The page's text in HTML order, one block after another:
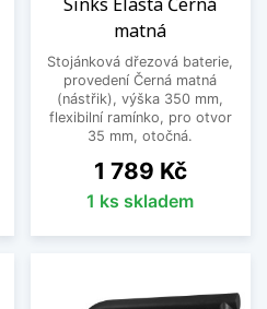
matná
Stojánková dřezová baterie,
provedení Černá matná
(nástřik), výška 350 mm,
flexibilní ramínko, pro otvor
35 mm, otočná.
Cena
1 789 Kč
1 ks skladem